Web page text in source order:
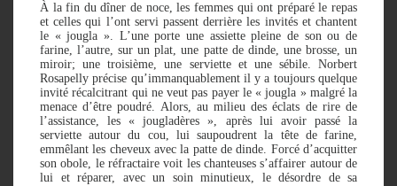
À la fin du dîner de noce, les femmes qui ont préparé le repas
et celles qui l’ont servi passent derrière les invités et chantent
le « jougla ». L’une porte une assiette pleine de son ou de
farine, l’autre, sur un plat, une patte de dinde, une brosse, un
miroir; une troisième, une serviette et une sébile. Norbert
Rosapelly précise qu’immanquablement il y a toujours quelque
invité récalcitrant qui ne veut pas payer le « jougla » malgré la
menace d’être poudré. Alors, au milieu des éclats de rire de
l’assistance, les « jougladères », après lui avoir passé la
serviette autour du cou, lui saupoudrent la tête de farine,
emmêlant les cheveux avec la patte de dinde. Forcé d’acquitter
son obole, le réfractaire voit les chanteuses s’affairer autour de
lui et réparer, avec un soin minutieux, le désordre de sa